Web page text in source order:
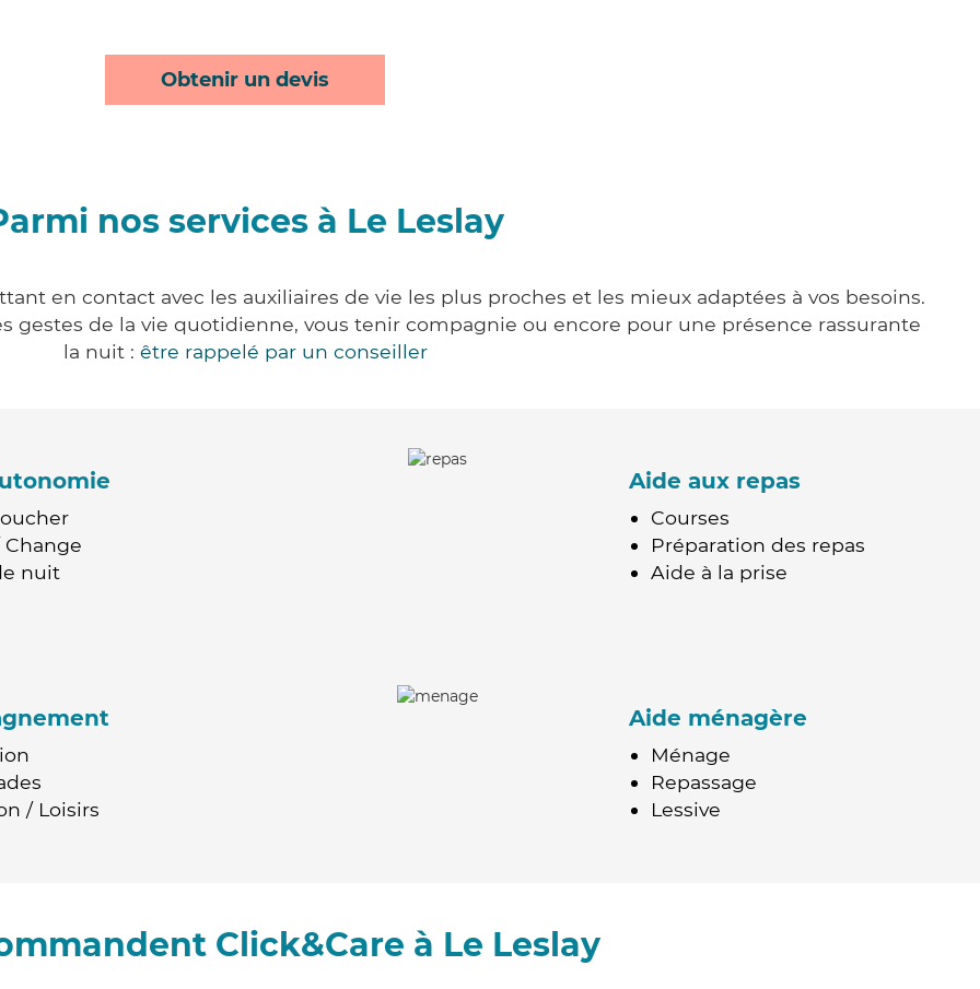
Obtenir un devis
nos services à Le Leslay
en contact avec les auxiliaires de vie les plus proches et les mieux adaptées à vos besoins.
gestes de la vie quotidienne, vous tenir compagnie ou encore pour une présence rassurante
la nuit : être rappelé par un conseiller
nuit
Aide aux repas
Courses
Préparation des repas
Aide à la prise
/ Loisirs
Aide ménagère
Ménage
Repassage
Lessive
Click&Care à Le Leslay